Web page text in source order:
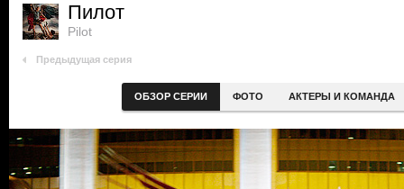
Пилот
Pilot
Предыдущая серия
ОБЗОР СЕРИИ ФОТО АКТЕРЫ И КОМАНДА